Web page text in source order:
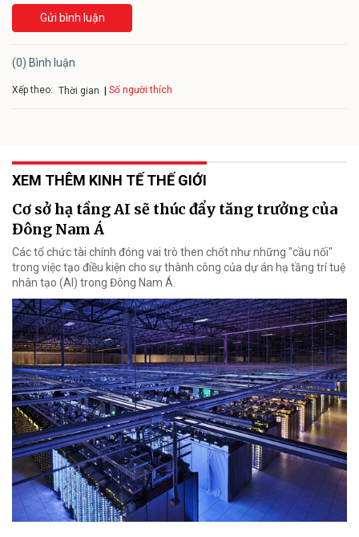
Gửi bình luận
(0) Bình luận
Xếp theo: Thời gian Số người thích
XEM THÊM KINH TẾ THẾ GIỚI
Cơ sở hạ tầng AI sẽ thúc đẩy tăng trưởng của
Đông Nam Á
Các tổ chức tài chính đóng vai trò then chốt như những "cầu nối"
trong việc tạo điều kiện cho sự thành công của dự án hạ tầng trí tuệ
nhân tạo (AI) trong Đông Nam Á.